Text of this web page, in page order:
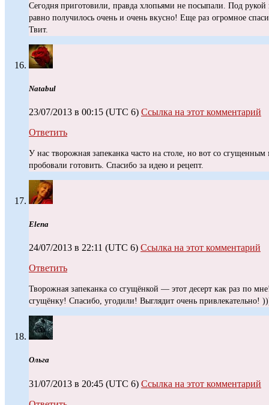
Сегодня приготовили, правда хлопьями не посыпали. Под рукой
равно получилось очень и очень вкусно! Еще раз огромное
Твит.
Natabul
23/07/2013 в 00:15 (UTC 6) Ссылка на этот комментарий
Ответить
У нас творожная запеканка часто на столе, но вот со
пробовали готовить. Спасибо за идею и рецепт.
Elena
24/07/2013 в 22:11 (UTC 6) Ссылка на этот комментарий
Ответить
Творожная запеканка со сгущёнкой — этот десерт как раз по
сгущёнку! Спасибо, угодили! Выглядит очень привлекательно!
Ольга
31/07/2013 в 20:45 (UTC 6) Ссылка на этот комментарий